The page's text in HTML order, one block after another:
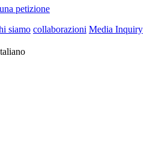
petizione
siamo collaborazioni Media Inquiry